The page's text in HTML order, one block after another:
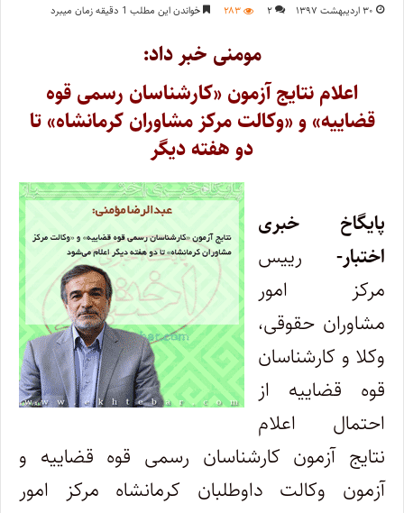
۳۰ اردیبهشت ۱۳۹۷ ۲ ۲۸۳ خواندن این مطلب 1 دقیقه زمان میبرد
مومنی خبر داد:
اعلام نتایج آزمون‌ «کارشناسان رسمی قوه
قضاییه» و «وکالت مرکز مشاوران کرمانشاه» تا
دو هفته دیگر
پایگاخ خبری
اختبار- رییس
مرکز امور
مشاوران حقوقی،
وکلا و کارشناسان
قوه قضاییه از
احتمال اعلام
نتایج آزمون کارشناسان رسمی قوه قضاییه و
آزمون وکالت داوطلبان کرمانشاه مرکز امور